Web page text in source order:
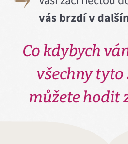
vás brzdí v
Co kdybych
všechny
můžete hodit